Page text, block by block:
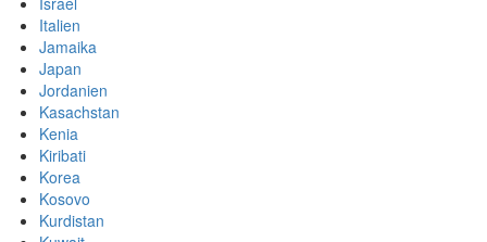
Italien
Jamaika
Japan
Jordanien
Kasachstan
Kenia
Kiribati
Korea
Kosovo
Kurdistan